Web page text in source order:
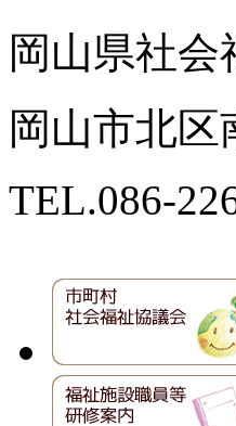
岡山県社
岡山市北
TEL.086-